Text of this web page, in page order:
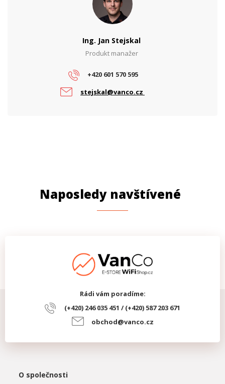
Ing. Jan Stejskal
Produkt manažer
+420 601 570 595
stejskal@vanco.cz
Naposledy navštívené
Rádi vám poradíme:
(+420) 246 035 451 / (+420) 587 203 671
obchod@vanco.cz
O společnosti